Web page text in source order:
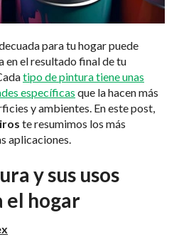
para tu hogar puede
en el resultado final de tu
tipo de pintura tiene unas
específicas que la hacen más
y ambientes. En este post,
te resumimos los más
aplicaciones.
y sus usos
el hogar